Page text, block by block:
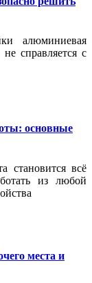
алюминиевая
справляется с
основные
становится всё
из любой
места и